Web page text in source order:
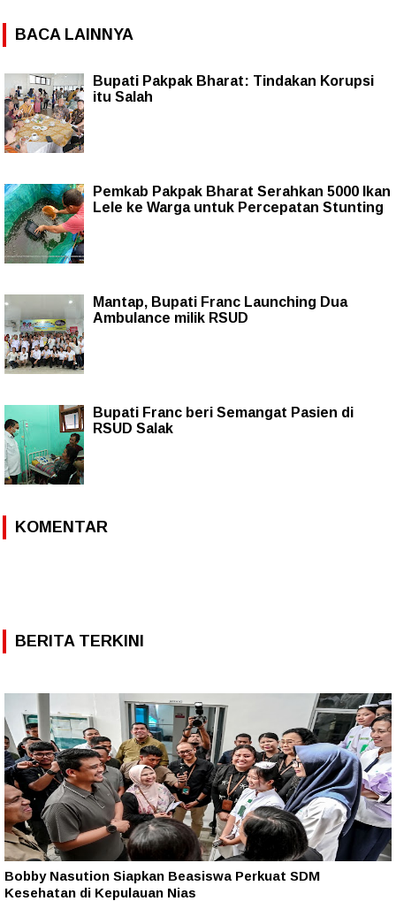
BACA LAINNYA
Bupati Pakpak Bharat: Tindakan Korupsi
itu Salah
Pemkab Pakpak Bharat Serahkan 5000 Ikan
Lele ke Warga untuk Percepatan Stunting
Mantap, Bupati Franc Launching Dua
Ambulance milik RSUD
Bupati Franc beri Semangat Pasien di
RSUD Salak
KOMENTAR
BERITA TERKINI
Bobby Nasution Siapkan Beasiswa Perkuat SDM
Kesehatan di Kepulauan Nias